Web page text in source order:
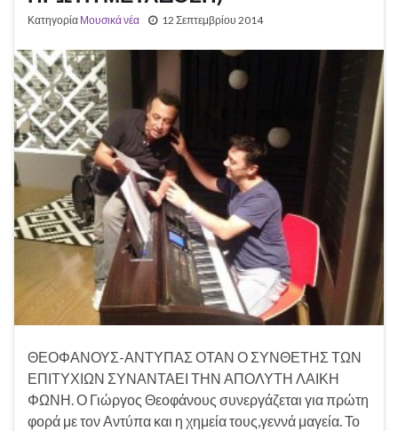
Κατηγορία Μουσικά νέα 12 Σεπτεμβρίου 2014
ΘΕΟΦΑΝΟΥΣ-ΑΝΤΥΠΑΣ ΟΤΑΝ Ο ΣΥΝΘΕΤΗΣ ΤΩΝ
ΕΠΙΤΥΧΙΩΝ ΣΥΝΑΝΤΑΕΙ ΤΗΝ ΑΠΟΛΥΤΗ ΛΑΙΚΗ
ΦΩΝΗ. Ο Γιώργος Θεοφάνους συνεργάζεται για πρώτη
φορά με τον Αντύπα και η χημεία τους,γεννά μαγεία. Το